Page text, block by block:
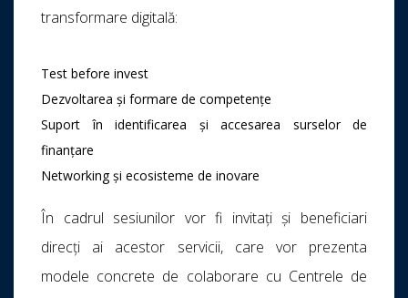
transformare digitală:
Test before invest
Dezvoltarea și formare de competențe
Suport în identificarea și accesarea surselor de
finanțare
Networking și ecosisteme de inovare
În cadrul sesiunilor vor fi invitați și beneficiari
direcți ai acestor servicii, care vor prezenta
modele concrete de colaborare cu Centrele de